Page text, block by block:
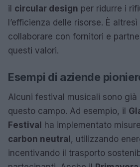
il circular design per ridurre i
l’efficienza delle risorse. È
collaborare con fornitori e
questi valori.
Esempi di aziende
Alcuni festival musicali sono già
questo campo. Ad esempio, il
Festival ha implementato
carbon neutral, utilizzando
incentivando il trasporto